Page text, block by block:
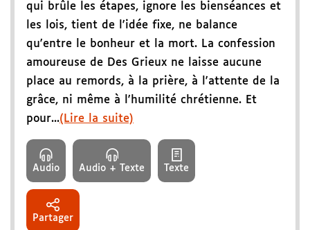
qui brûle les étapes, ignore les bienséances et
les lois, tient de l'idée fixe, ne balance
qu'entre le bonheur et la mort. La confession
amoureuse de Des Grieux ne laisse aucune
place au remords, à la prière, à l'attente de la
grâce, ni même à l'humilité chrétienne. Et
pour...(Lire la suite)
Audio Audio + Texte Texte
Partager